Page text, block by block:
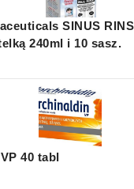
SINUS
240ml i 10 sasz.
40 tabl